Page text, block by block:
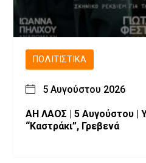
ΠΟΛΙΤΙΣΤΙΚΆ
5 Αυγούστου 2026
ΑΗ ΛΑΟΣ | 5 Αυγούστου |
“Καστράκι”, Γρεβενά